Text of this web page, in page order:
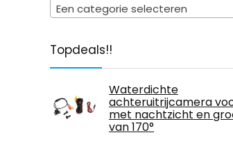
Een categorie selecteren
Topdeals!!
Waterdichte
achteruitrijcamera
met nachtzicht en
van 170°